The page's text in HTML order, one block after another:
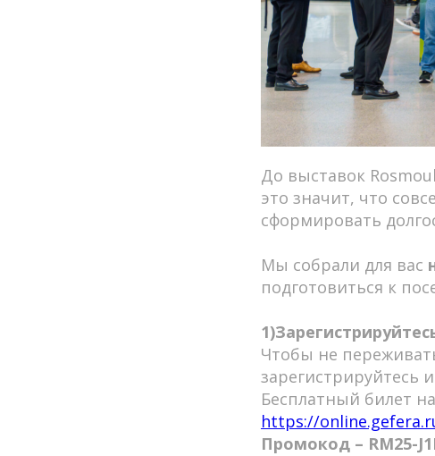
До выставок
это значит, что
сформировать
Мы собрали для вас
подготовиться к
Чтобы не
зарегистрируйтесь
Бесплатный билет
https://
Промокод – RM25-